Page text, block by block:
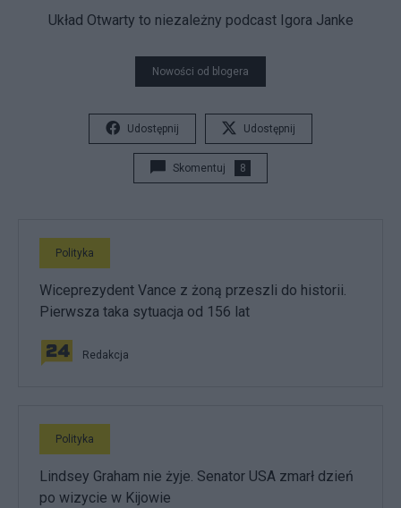
Układ Otwarty to niezależny podcast Igora Janke
Nowości od blogera
Udostępnij Udostępnij
Skomentuj 8
Polityka
Wiceprezydent Vance z żoną przeszli do historii.
Pierwsza taka sytuacja od 156 lat
Redakcja
Polityka
Lindsey Graham nie żyje. Senator USA zmarł dzień
po wizycie w Kijowie